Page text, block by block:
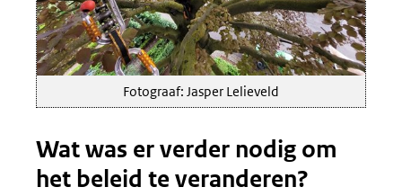
Fotograaf: Jasper Lelieveld
Wat was er verder nodig om
het beleid te veranderen?